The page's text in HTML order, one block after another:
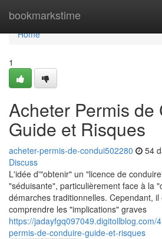
bookmarkstime
Home
Home
1
Acheter Permis de
Guide et Risques
acheter-permis-de-condui502280 54
Discuss
L'idée d'"obtenir" un "licence de
"séduisante", particulièrement face à la
démarches traditionnelles. Cependant,
comprendre les "implications" graves
https://jadayfgq097049.digitollblog.com/
permis-de-conduire-guide-et-risques